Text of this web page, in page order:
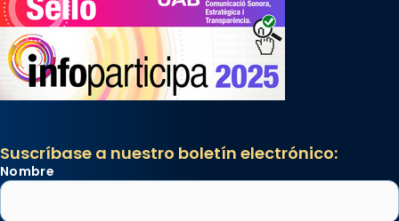
Suscríbase a nuestro boletín electrónico:
Nombre